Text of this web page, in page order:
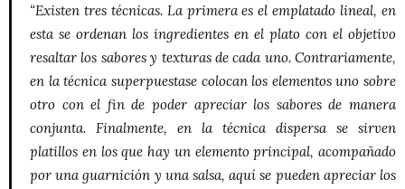
“Existen tres técnicas. La primera es el emplatado lineal, en
esta se ordenan los ingredientes en el plato con el objetivo
resaltar los sabores y texturas de cada uno. Contrariamente,
en la técnica superpuestase colocan los elementos uno sobre
otro con el fin de poder apreciar los sabores de manera
conjunta. Finalmente, en la técnica dispersa se sirven
platillos en los que hay un elemento principal, acompañado
por una guarnición y una salsa, aquí se pueden apreciar los